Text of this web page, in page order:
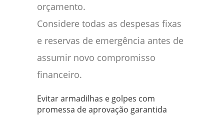
orçamento.
Considere todas as despesas fixas
e reservas de emergência antes de
assumir novo compromisso
financeiro.
Evitar armadilhas e golpes com
promessa de aprovação garantida